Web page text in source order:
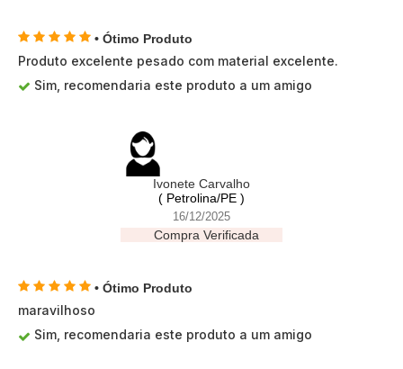
• Ótimo Produto
Produto excelente pesado com material excelente.
Sim, recomendaria este produto a um amigo
Ivonete Carvalho
( Petrolina/PE )
16/12/2025
Compra Verificada
• Ótimo Produto
maravilhoso
Sim, recomendaria este produto a um amigo